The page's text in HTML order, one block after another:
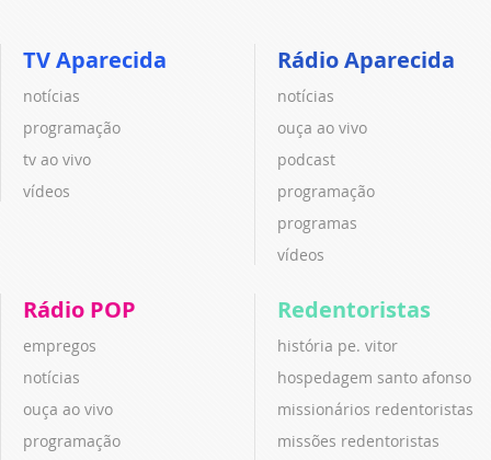
TV Aparecida
notícias
programação
tv ao vivo
vídeos
Rádio Aparecida
notícias
ouça ao vivo
podcast
programação
programas
vídeos
Rádio POP
empregos
notícias
ouça ao vivo
programação
Redentoristas
história pe. vitor
hospedagem santo afonso
missionários redentoristas
missões redentoristas